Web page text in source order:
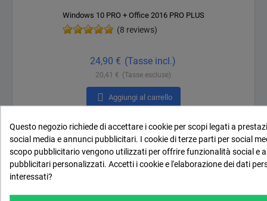
Windows 10 PRO + Office 2016 PRO PLUS
(8 reviews)
24,90 € (Tasse incl.)
20,41 € (Tasse escluse)
 Aggiungi al carrello
Questo negozio richiede di accettare i cookie per scopi legati a
social media e annunci pubblicitari. I cookie di terze parti per social
scopo pubblicitario vengono utilizzati per offrire funzionalità social e
pubblicitari personalizzati. Accetti i cookie e l'elaborazione dei dati
interessati?